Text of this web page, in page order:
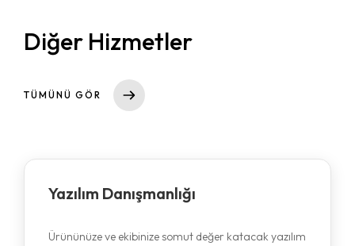
Diğer Hizmetler
TÜMÜNÜ GÖR
Yazılım Danışmanlığı
Ürününüze ve ekibinize somut değer katacak yazılım